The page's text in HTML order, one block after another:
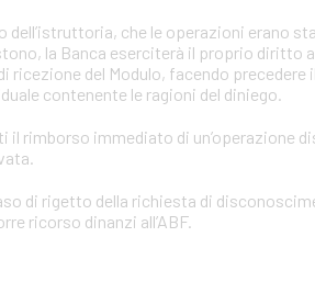
dell’istruttoria, che le operazioni erano
la Banca eserciterà il proprio diritto
ricezione del Modulo, facendo
contenente le ragioni del diniego.
il rimborso immediato di un’operazione
di rigetto della richiesta di
ricorso dinanzi all’ABF.